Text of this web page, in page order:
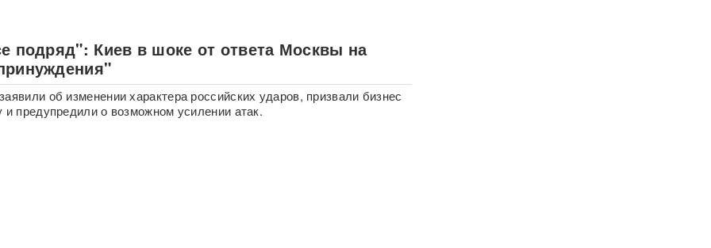
подряд": Киев в шоке от ответа Москвы на
об изменении характера российских ударов, призвали бизнес
и предупредили о возможном усилении атак.